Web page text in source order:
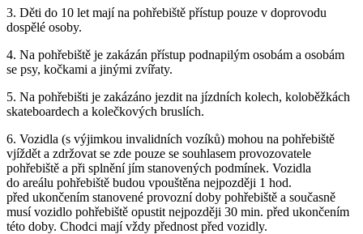
3. Děti do 10 let mají na pohřebiště přístup pouze v doprovodu
dospělé osoby.
4. Na pohřebiště je zakázán přístup podnapilým osobám a osobám
se psy, kočkami a jinými zvířaty.
5. Na pohřebišti je zakázáno jezdit na jízdních kolech, koloběžkách
skateboardech a kolečkových bruslích.
6. Vozidla (s výjimkou invalidních vozíků) mohou na pohřebiště
vjíždět a zdržovat se zde pouze se souhlasem provozovatele
pohřebiště a při splnění jím stanovených podmínek. Vozidla
do areálu pohřebiště budou vpouštěna nejpozději 1 hod.
před ukončením stanovené provozní doby pohřebiště a současně
musí vozidlo pohřebiště opustit nejpozději 30 min. před ukončením
této doby. Chodci mají vždy přednost před vozidly.